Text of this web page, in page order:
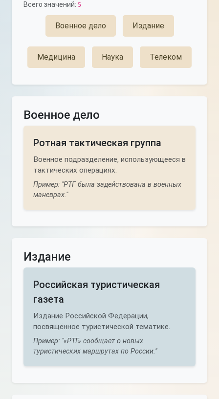
Всего значений: 5
Военное дело Издание
Медицина Наука Телеком
Военное дело
Ротная тактическая группа
Военное подразделение, использующееся в
тактических операциях.
Пример: "РТГ была задействована в военных
маневрах."
Издание
Российская туристическая
газета
Издание Российской Федерации,
посвящённое туристической тематике.
Пример: "«РТГ» сообщает о новых
туристических маршрутах по России."